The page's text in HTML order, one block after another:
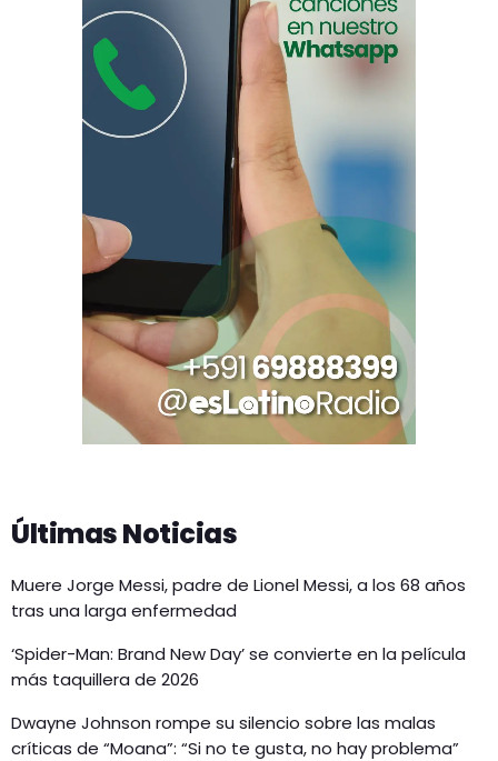
Últimas Noticias
Muere Jorge Messi, padre de Lionel Messi, a los 68 años
tras una larga enfermedad
‘Spider-Man: Brand New Day’ se convierte en la película
más taquillera de 2026
Dwayne Johnson rompe su silencio sobre las malas
críticas de “Moana”: “Si no te gusta, no hay problema”